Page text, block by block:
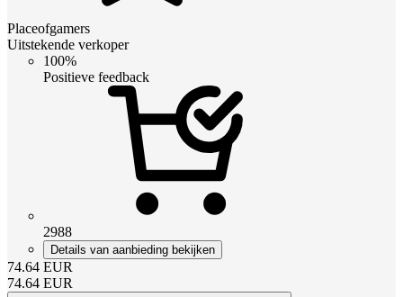
Placeofgamers
Uitstekende verkoper
100%
Positieve feedback
2988
Details van aanbieding bekijken
74.64 EUR
74.64 EUR